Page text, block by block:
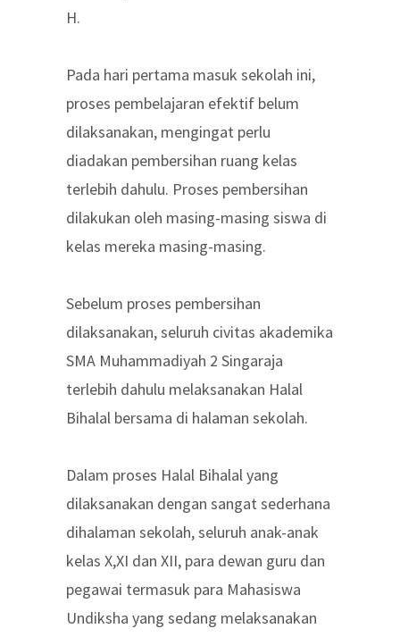
H.
Pada hari pertama masuk sekolah ini,
proses pembelajaran efektif belum
dilaksanakan, mengingat perlu
diadakan pembersihan ruang kelas
terlebih dahulu. Proses pembersihan
dilakukan oleh masing-masing siswa di
kelas mereka masing-masing.
Sebelum proses pembersihan
dilaksanakan, seluruh civitas akademika
SMA Muhammadiyah 2 Singaraja
terlebih dahulu melaksanakan Halal
Bihalal bersama di halaman sekolah.
Dalam proses Halal Bihalal yang
dilaksanakan dengan sangat sederhana
dihalaman sekolah, seluruh anak-anak
kelas X,XI dan XII, para dewan guru dan
pegawai termasuk para Mahasiswa
Undiksha yang sedang melaksanakan